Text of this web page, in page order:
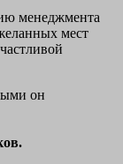
менеджмента
мест
он